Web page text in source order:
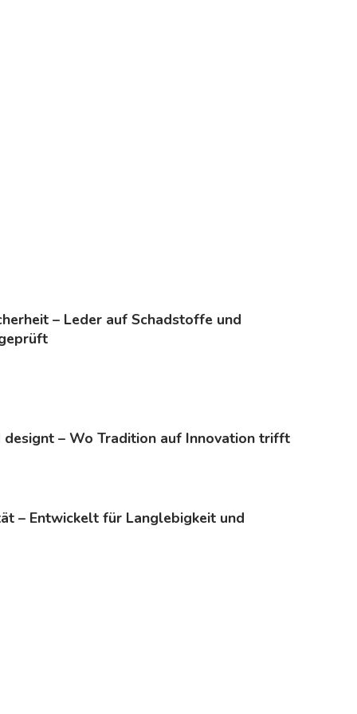
– Leder auf Schadstoffe und
designt – Wo Tradition auf Innovation trifft
– Entwickelt für Langlebigkeit und